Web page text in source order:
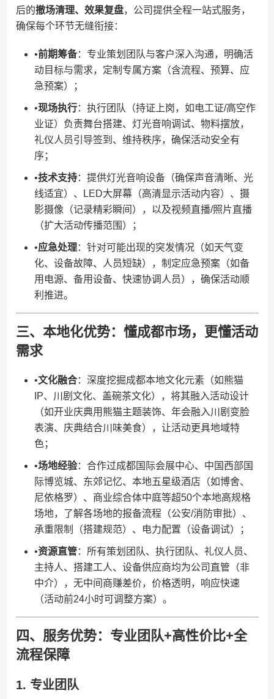
后的​​撤场清理、效果复盘​​，公司提供全程一站式服务，
确保每个环节无缝衔接：
•​​前期筹备​​：专业策划团队与客户深入沟通，明确活
动目标与需求，定制专属方案（含流程、预算、应
急预案）；
•​​现场执行​​：执行团队（持证上岗，如电工证/高空作
业证）负责舞台搭建、灯光音响调试、物料摆放，
礼仪人员引导签到、维持秩序，确保活动安全有
序；
•​​技术支持​​：提供灯光音响设备（确保声音清晰、光
线适宜）、LED大屏幕（高清显示活动内容）、摄
影摄像（记录精彩瞬间），以及视频直播/照片直播
（扩大活动传播范围）；
•​​应急处理​​：针对可能出现的突发情况（如天气变
化、设备故障、人员短缺），制定应急预案（如备
用电源、备用设备、快速协调人员），确保活动顺
利推进。
三、本地化优势：懂成都市场，更懂活动
需求
•​​文化融合​​：深度挖掘成都本地文化元素（如熊猫
IP、川剧文化、盖碗茶文化），将其融入活动设计
（如开业庆典用熊猫主题装饰、年会融入川剧变脸
表演、庆典结合川味美食），让活动更具地域特
色；
•​​场地经验​​：合作过成都国际会展中心、中国西部国
际博览城、东郊记忆、本地五星级酒店（如博舍、
尼依格罗）、商业综合体中庭等超50个本地高规格
场地，了解各场地的报备流程（公安/消防审批）、
承重限制（搭建规范）、电力配置（设备调试）；
•​​资源直管​​：所有策划团队、执行团队、礼仪人员、
主持人、搭建工人、设备供应商均为公司直管（非
中介），无中间商赚差价，价格透明，响应快速
（活动前24小时可调整方案）。
四、服务优势：专业团队+高性价比+全
流程保障
1. 专业团队